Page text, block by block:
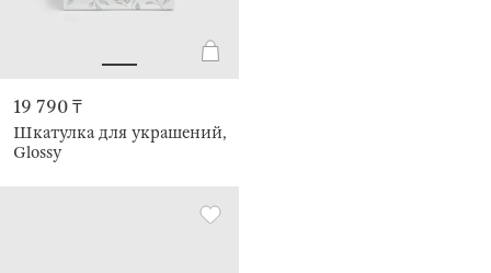
19 790 ₸
Шкатулка для украшений,
Glossy